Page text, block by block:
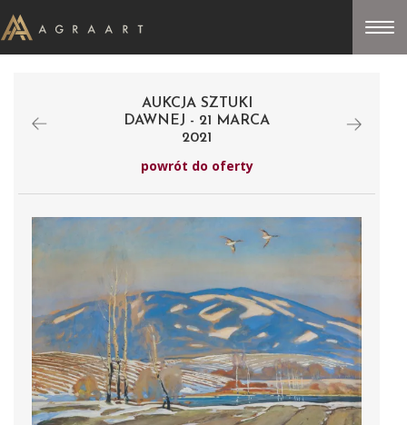
AUKCJA SZTUKI
DAWNEJ - 21 MARCA
2021
powrót do oferty